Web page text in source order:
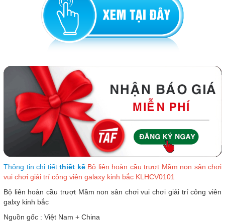
Thông tin chi tiết thiết kế Bộ liên hoàn cầu trượt Mầm non sân chơi
vui chơi giải trí công viên galaxy kinh bắc KLHCV0101
Bộ liên hoàn cầu trượt Mầm non sân chơi vui chơi giải trí công viên
galxy kinh bắc
Nguồn gốc : Việt Nam + China